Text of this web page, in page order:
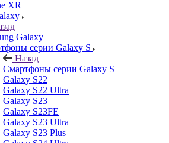
XR
Galaxy
серии Galaxy S
Назад
Смартфоны серии Galaxy S
Galaxy S22
Galaxy S22 Ultra
Galaxy S23
Galaxy S23FE
Galaxy S23 Ultra
Galaxy S23 Plus